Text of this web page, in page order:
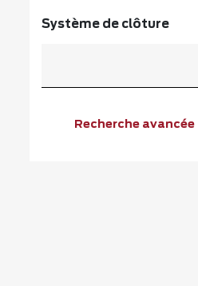
Système de clôture
Recherche avancée